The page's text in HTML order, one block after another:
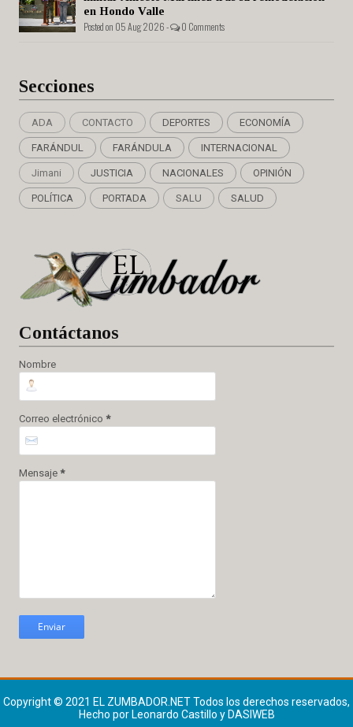
en Hondo Valle
Posted on 05 Aug 2026 - 0 Comments
Secciones
ADA CONTACTO DEPORTES ECONOMÍA
FARÁNDUL FARÁNDULA INTERNACIONAL
Jimani JUSTICIA NACIONALES OPINIÓN
POLÍTICA PORTADA SALU SALUD
Contáctanos
Nombre
Correo electrónico *
Mensaje *
Copyright © 2021 EL ZUMBADOR.NETTodos los derechos reservados,
Hecho por Leonardo Castillo y DASIWEB